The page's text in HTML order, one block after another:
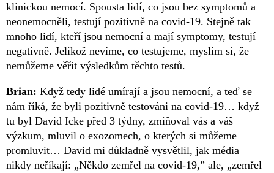
klinickou nemocí. Spousta lidí, co jsou bez symptomů a
neonemocněli, testují pozitivně na covid-19. Stejně tak
mnoho lidí, kteří jsou nemocní a mají symptomy, testují
negativně. Jelikož nevíme, co testujeme, myslím si, že
nemůžeme věřit výsledkům těchto testů.
Brian: Když tedy lidé umírají a jsou nemocní, a teď se
nám říká, že byli pozitivně testováni na covid-19… když
tu byl David Icke před 3 týdny, zmiňoval vás a váš
výzkum, mluvil o exozomech, o kterých si můžeme
promluvit… David mi důkladně vysvětlil, jak média
nikdy neříkají: „Někdo zemřel na covid-19,” ale, „zemřel